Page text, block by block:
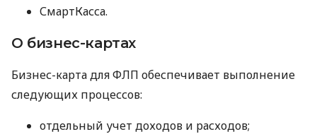
СмартКасса.
О бизнес-картах
Бизнес-карта для ФЛП обеспечивает выполнение
следующих процессов:
отдельный учет доходов и расходов;